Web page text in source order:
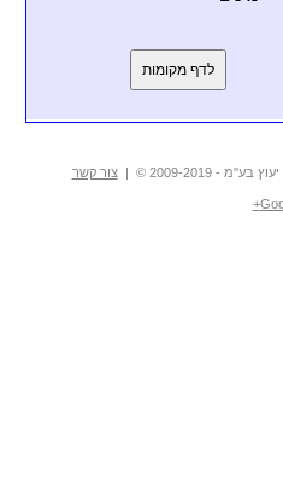
לדף מקומות
- 2009-2019 © | צור קשר